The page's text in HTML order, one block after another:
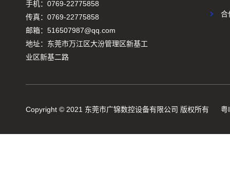
手机：0769-22775858
传真：0769-22775858
邮箱：516507987@qq.com
地址：东莞市万江区大汾管理区新基工
业区新基二路
合
Copyright © 2021 东莞市广锦数控设备有限公司 版权所有 粤